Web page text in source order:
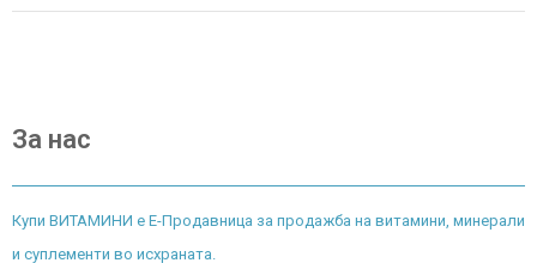
За нас
Купи ВИТАМИНИ е Е-Продавница за продажба на витамини, минерали
и суплементи во исхраната.